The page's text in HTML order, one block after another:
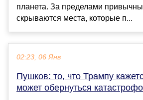
планета. За пределами
скрываются места, которые п...
02:23, 06 Янв
Пушков: то, что Трампу
может обернуться